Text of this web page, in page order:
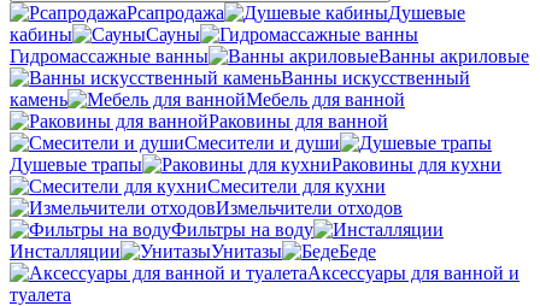
Рсапродажа
Душевые
кабины
Сауны
Гидромассажные ванны
Ванны акриловые
Ванны искусственный
камень
Мебель для ванной
Раковины для ванной
Смесители и души
Душевые трапы
Раковины для кухни
Смесители для кухни
Измельчители отходов
Фильтры на воду
Инсталляции
Унитазы
Беде
Аксессуары для ванной и
туалета